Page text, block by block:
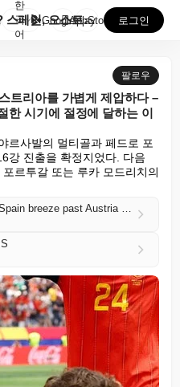
프랑스, 보고 있나? 스페인, 오스트리아를 가볍게 제압...
한
국
어
GooglePlay
AppStore 로그인
팔로우
트리아를 가볍게 제압하다 –
한 시기에 절정에 달하는 이
르사발의 멀티골과 페드로 포
강 진출을 확정지었다. 다음
르투갈 또는 루카 모드리치의
Are you watching, France? Spain breeze past Austria – and this is why they’re peaking at just the right time